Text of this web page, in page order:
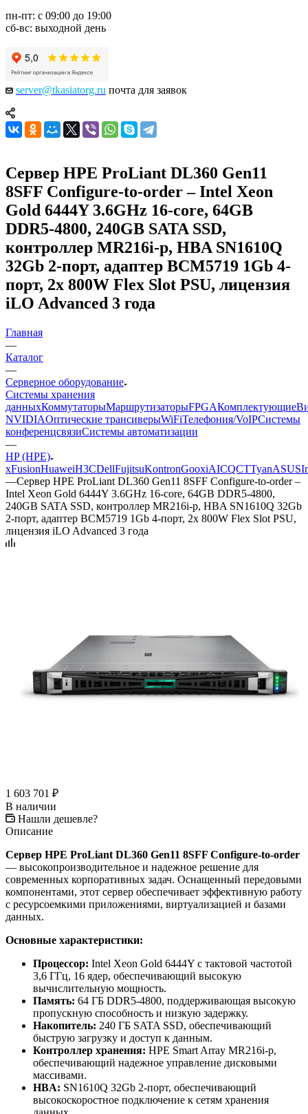
пн-пт: с 09:00 до 19:00
сб-вс: выходной день
server@tkasiatorg.ru почта для заявок
Сервер HPE ProLiant DL360 Gen11
8SFF Configure-to-order – Intel Xeon
Gold 6444Y 3.6GHz 16-core, 64GB
DDR5-4800, 240GB SATA SSD,
контроллер MR216i-p, HBA SN1610Q
32Gb 2-порт, адаптер BCM5719 1Gb 4-
порт, 2x 800W Flex Slot PSU, лицензия
iLO Advanced 3 года
Главная
—
Каталог
—
Серверное оборудование
Системы хранения
данныхКоммутаторыМаршрутизаторыFPGAКомплектующие
NVIDIAОптические трансиверыWiFiТелефония/VoIPСистемы
конференцсвязиСистемы автоматизации
—
HP (HPE)
xFusionHuaweiH3CDellFujitsuKontronGooxiAICQCTTyanASUS
—Сервер HPE ProLiant DL360 Gen11 8SFF Configure-to-order –
Intel Xeon Gold 6444Y 3.6GHz 16-core, 64GB DDR5-4800,
240GB SATA SSD, контроллер MR216i-p, HBA SN1610Q 32Gb
2-порт, адаптер BCM5719 1Gb 4-порт, 2x 800W Flex Slot PSU,
лицензия iLO Advanced 3 года
1 603 701 ₽
В наличии
Нашли дешевле?
Описание
Сервер HPE ProLiant DL360 Gen11 8SFF Configure-to-order
— высокопроизводительное и надежное решение для
современных корпоративных задач. Оснащенный передовыми
компонентами, этот сервер обеспечивает эффективную работу
с ресурсоемкими приложениями, виртуализацией и базами
данных.
Основные характеристики:
Процессор: Intel Xeon Gold 6444Y с тактовой частотой
3,6 ГГц, 16 ядер, обеспечивающий высокую
вычислительную мощность.
Память: 64 ГБ DDR5-4800, поддерживающая высокую
пропускную способность и низкую задержку.
Накопитель: 240 ГБ SATA SSD, обеспечивающий
быструю загрузку и доступ к данным.
Контроллер хранения: HPE Smart Array MR216i-p,
обеспечивающий надежное управление дисковыми
массивами.
HBA: SN1610Q 32Gb 2-порт, обеспечивающий
высокоскоростное подключение к сетям хранения